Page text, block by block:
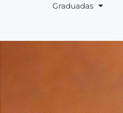
Graduadas